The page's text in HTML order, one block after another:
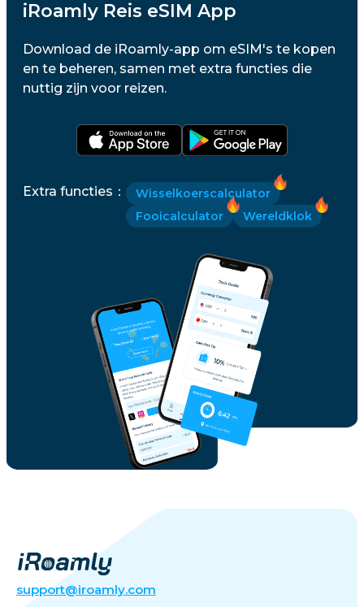
iRoamly Reis eSIM App
Download de iRoamly-app om eSIM's te kopen
en te beheren, samen met extra functies die
nuttig zijn voor reizen.
Extra functies ：
Wisselkoerscalculator
Fooicalculator
Wereldklok
support@iroamly.com